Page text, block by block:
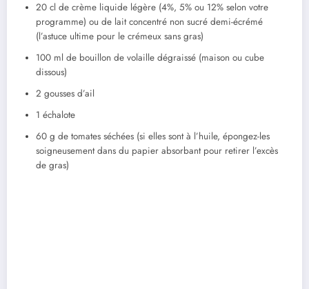
20 cl de crème liquide légère (4%, 5% ou 12% selon votre
programme) ou de lait concentré non sucré demi-écrémé
(l’astuce ultime pour le crémeux sans gras)
100 ml de bouillon de volaille dégraissé (maison ou cube
dissous)
2 gousses d’ail
1 échalote
60 g de tomates séchées (si elles sont à l’huile, épongez-les
soigneusement dans du papier absorbant pour retirer l’excès
de gras)